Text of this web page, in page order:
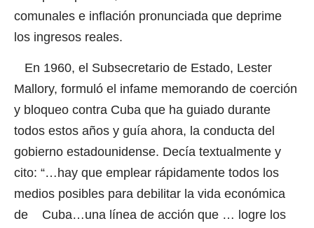
comunales e inflación pronunciada que deprime
los ingresos reales.
En 1960, el Subsecretario de Estado, Lester
Mallory, formuló el infame memorando de coerción
y bloqueo contra Cuba que ha guiado durante
todos estos años y guía ahora, la conducta del
gobierno estadounidense. Decía textualmente y
cito: “…hay que emplear rápidamente todos los
medios posibles para debilitar la vida económica
de Cuba…una línea de acción que … logre los